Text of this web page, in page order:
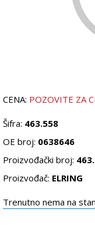
CENA: POZOVITE ZA
Šifra: 463.558
OE broj: 0638646
Proizvođački broj:
Proizvođač: ELRING
Trenutno nema na